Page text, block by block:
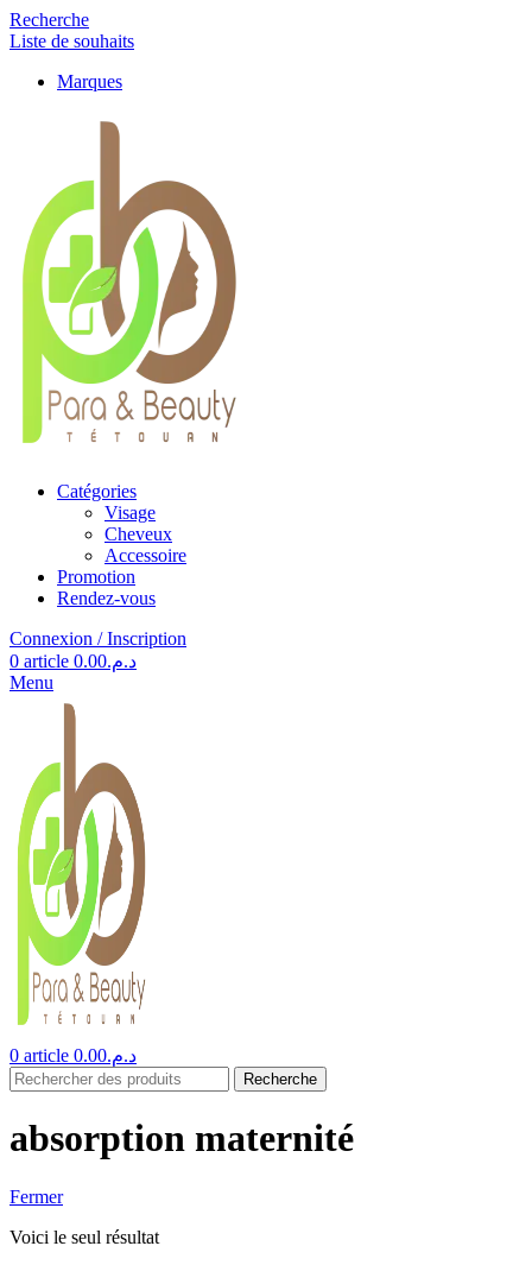
Recherche
Liste de souhaits
Marques
Catégories
Visage
Cheveux
Accessoire
Promotion
Rendez-vous
Connexion / Inscription
0 article د.م.0.00
Menu
0 article د.م.0.00
Recherche
absorption maternité
Fermer
Voici le seul résultat